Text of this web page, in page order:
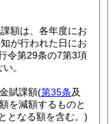
額は、各年度にお
が行われた日にお
令第29条の7第3項
。
賦課額(第35条及
を減額するものと
となる額を含む。)